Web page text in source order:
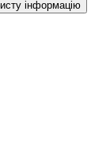
інформацію